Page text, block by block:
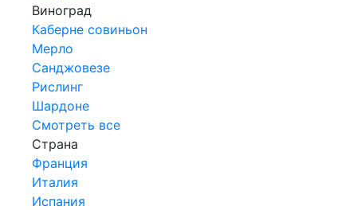
Виноград
Каберне совиньон
Мерло
Санджовезе
Рислинг
Шардоне
Смотреть все
Страна
Франция
Италия
Испания